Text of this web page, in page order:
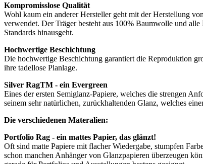
Kompromisslose Qualität
Wohl kaum ein anderer Hersteller geht mit der Herstellung
verwendet. Der Träger besteht aus 100% Baumwolle und
Standards hinausgeht.
Hochwertige Beschichtung
Die hochwertige Beschichtung garantiert die Reproduktion
ihre tadellose Planlage.
Silver RagTM - ein Evergreen
Eines der ersten Semiglanz-Papiere, welches die strengen
seinem sehr natürlichen, zurückhaltenden Glanz, welches
Die verschiedenen Materalien:
Portfolio Rag - ein mattes Papier, das glänzt!
Oft sind matte Papiere mit flacher Wiedergabe, stumpfen
schon manchen Anhänger von Glanzpapieren überzeugen